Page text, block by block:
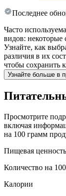
Последнее
Часто
видов: некоторые
Узнайте, как
различия в их
чтобы сохранить
Узнайте больше в
Просмотрите
включая
на 100 грамм
Пищевая ценность
Количество на
Калории